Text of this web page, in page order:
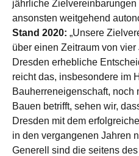
jährliche
ansonsten weitgehend
Stand 2020: „Unsere
über einen Zeitraum von
Dresden erhebliche
reicht das, insbesondere im
Bauherreneigenschaft, noch
Bauen betrifft, sehen wir,
Dresden mit dem
in den vergangenen Jahren
Generell sind die seitens